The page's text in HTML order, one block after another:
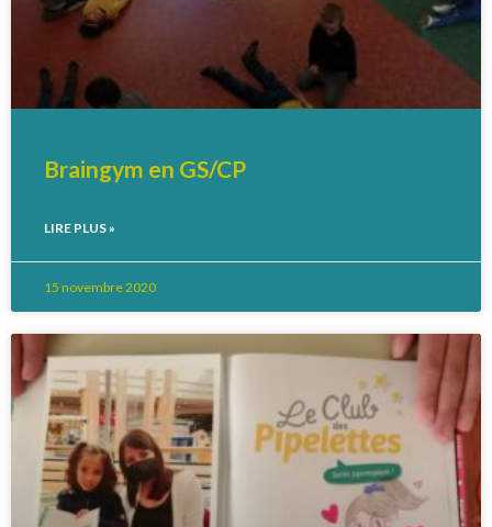
Braingym en GS/CP
LIRE PLUS »
15 novembre 2020